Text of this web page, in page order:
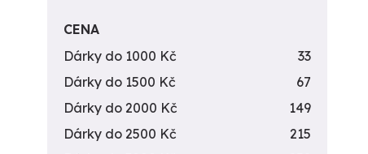
CENA
Dárky do 1000 Kč
33
Dárky do 1500 Kč
67
Dárky do 2000 Kč
149
Dárky do 2500 Kč
215